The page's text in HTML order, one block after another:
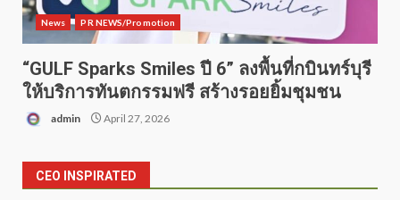
News PR NEWS/Promotion
“GULF Sparks Smiles ปี 6” ลงพื้นที่กบินทร์บุรี
ให้บริการทันตกรรมฟรี สร้างรอยยิ้มชุมชน
admin April 27, 2026
CEO INSPIRATED